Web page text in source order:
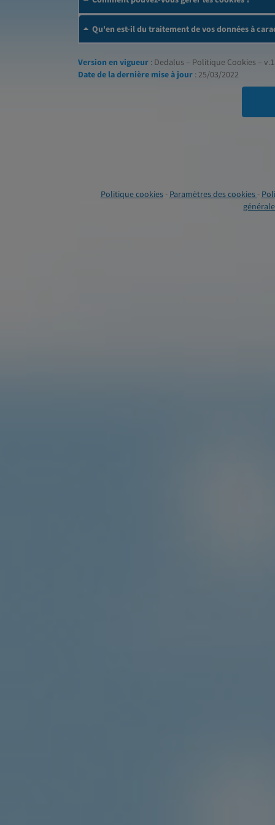
Qu'en est-il du traitement de vos données à
Version en vigueur : Dedalus – Politique Cookies –
Date de la dernière mise à jour : 25/03/2022
Politique cookies- Paramètres des cookies-